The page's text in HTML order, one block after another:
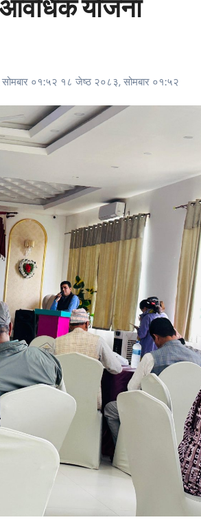
आवधिक योजना
०१:५२ १८ जेष्ठ २०८३, सोमबार ०१:५२